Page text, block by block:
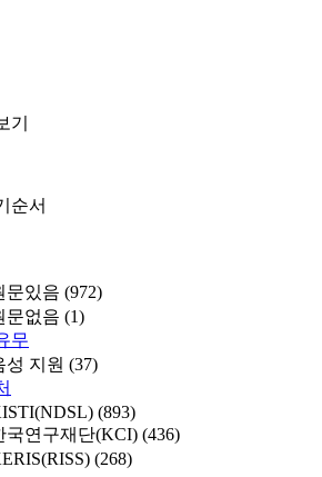
기
순서
문있음 (972)
문없음 (1)
무
성 지원 (37)
(893)
국연구재단(KCI) (436)
(268)